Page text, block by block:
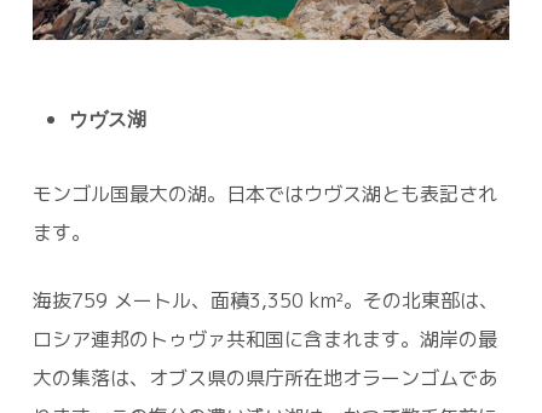
ウヴス湖
モンゴル国最大の湖。日本ではウヴス湖とも表記され
ます。
海抜759 メートル、面積3,350 km²。その北東部は、
ロシア連邦のトゥヴァ共和国に含まれます。湖岸の最
大の集落は、オブス県の県庁所在地オラーンゴムであ